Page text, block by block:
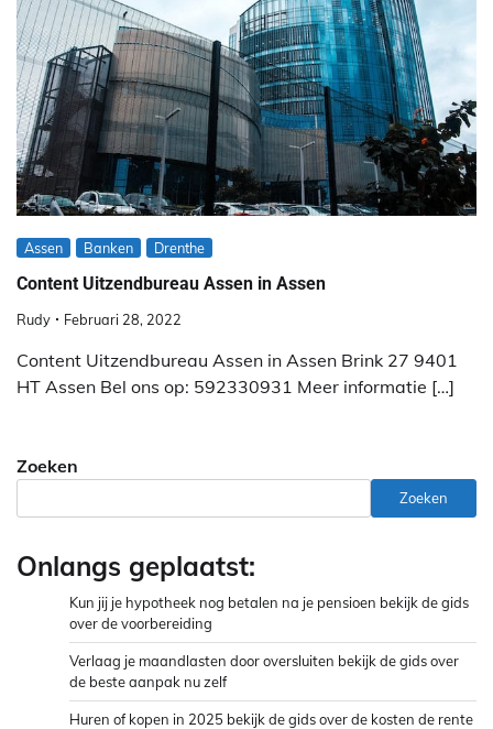
Assen Banken Drenthe
Content Uitzendbureau Assen in Assen
Rudy Februari 28, 2022
Content Uitzendbureau Assen in Assen Brink 27 9401
HT Assen Bel ons op: 592330931 Meer informatie […]
Zoeken
Zoeken
Onlangs geplaatst:
Kun jij je hypotheek nog betalen na je pensioen bekijk de gids
over de voorbereiding
Verlaag je maandlasten door oversluiten bekijk de gids over
de beste aanpak nu zelf
Huren of kopen in 2025 bekijk de gids over de kosten de rente